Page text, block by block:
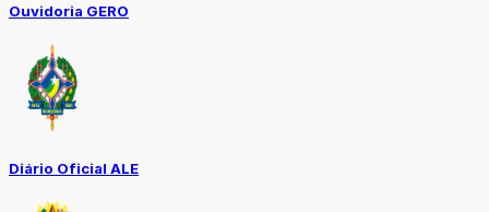
Ouvidoria GERO
Diário Oficial ALE